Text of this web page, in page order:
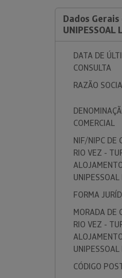
Dados Gerais
UNIPESSOAL
DATA DE
CONSULTA
RAZÃO
COMERCIAL
NIF/NIPC DE
RIO VEZ -
UNIPESSOAL
FORMA
MORADA DE
RIO VEZ -
UNIPESSOAL
CÓDIGO